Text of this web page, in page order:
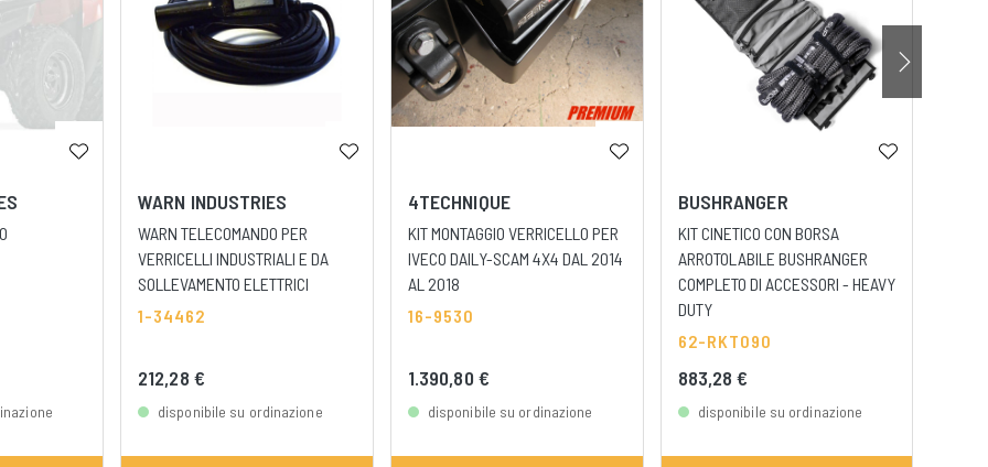
WARN INDUSTRIES
WARN TELECOMANDO PER
VERRICELLI INDUSTRIALI E DA
SOLLEVAMENTO ELETTRICI
1-34462
212,28 €
disponibile su ordinazione
4TECHNIQUE
KIT MONTAGGIO VERRICELLO PER
IVECO DAILY-SCAM 4X4 DAL 2014
AL 2018
16-9530
1.390,80 €
disponibile su ordinazione
BUSHRANGER
KIT CINETICO CON BORSA
ARROTOLABILE BUSHRANGER
COMPLETO DI ACCESSORI - HEAVY
DUTY
62-RKT090
883,28 €
disponibile su ordinazione